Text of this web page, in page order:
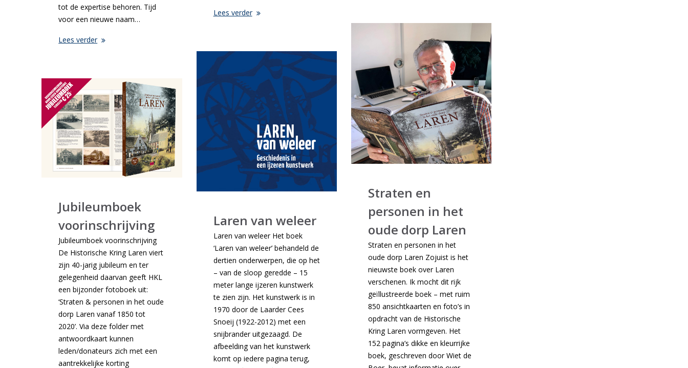
tot de expertise behoren. Tijd
voor een nieuwe naam…
Lees verder
Lees verder
Straten en
personen in het
oude dorp Laren
Straten en personen in het
oude dorp Laren Zojuist is het
nieuwste boek over Laren
verschenen. Ik mocht dit rijk
geïllustreerde boek – met ruim
850 ansichtkaarten en foto’s in
opdracht van de Historische
Kring Laren vormgeven. Het
152 pagina’s dikke en kleurrijke
boek, geschreven door Wiet de
Laren van weleer
Laren van weleer Het boek
‘Laren van weleer’ behandeld de
dertien onderwerpen, die op het
– van de sloop geredde – 15
meter lange ijzeren kunstwerk
te zien zijn. Het kunstwerk is in
1970 door de Laarder Cees
Snoeij (1922-2012) met een
snijbrander uitgezaagd. De
afbeelding van het kunstwerk
komt op iedere pagina terug,
Jubileumboek
voorinschrijving
Jubileumboek voorinschrijving
De Historische Kring Laren viert
zijn 40-jarig jubileum en ter
gelegenheid daarvan geeft HKL
een bijzonder fotoboek uit:
‘Straten & personen in het oude
dorp Laren vanaf 1850 tot
2020’. Via deze folder met
antwoordkaart kunnen
leden/donateurs zich met een
aantrekkelijke korting